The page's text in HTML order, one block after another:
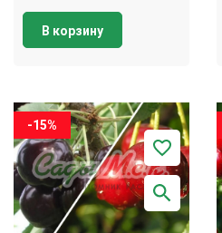
В корзину
-15%